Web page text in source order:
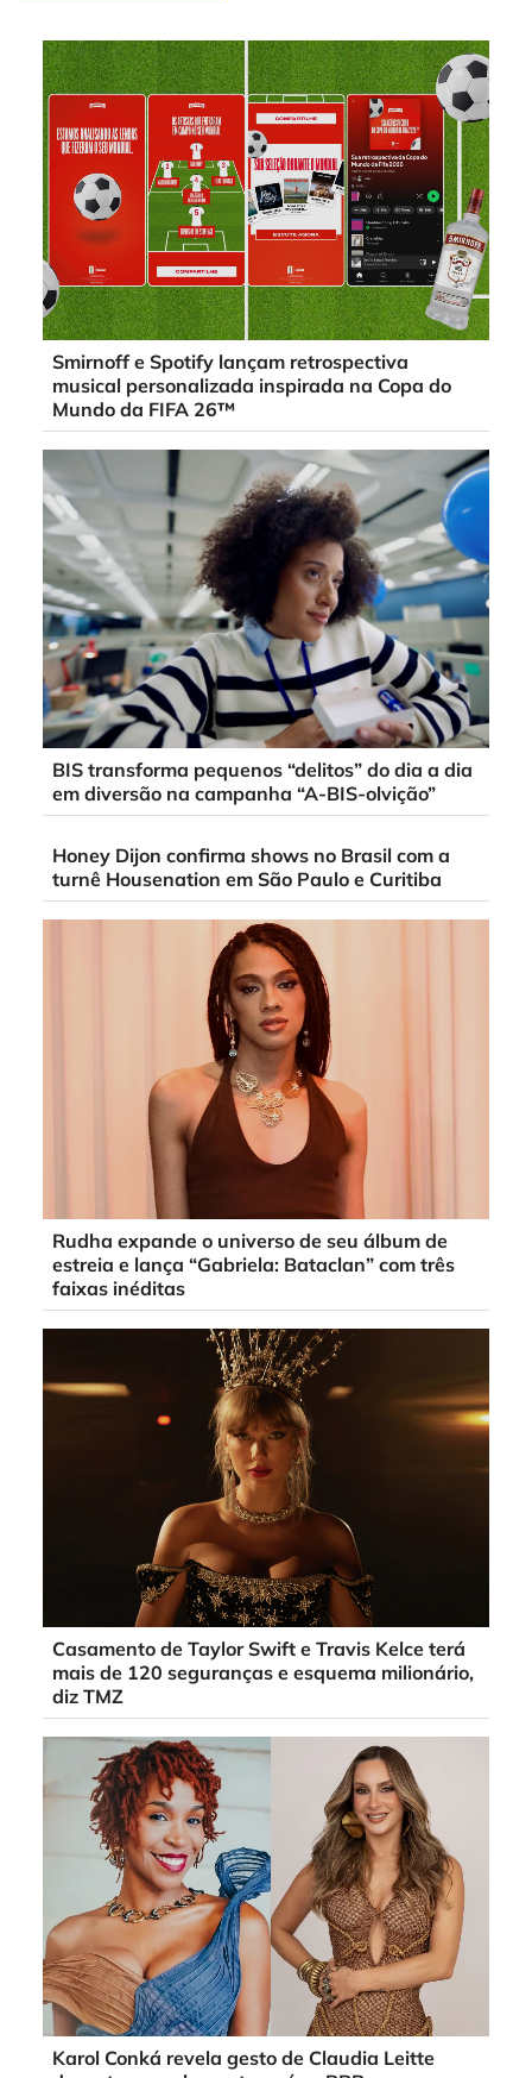
Smirnoff e Spotify lançam retrospectiva
musical personalizada inspirada na Copa do
Mundo da FIFA 26™
BIS transforma pequenos “delitos” do dia a dia
em diversão na campanha “A-BIS-olvição”
Honey Dijon confirma shows no Brasil com a
turnê Housenation em São Paulo e Curitiba
Rudha expande o universo de seu álbum de
estreia e lança “Gabriela: Bataclan” com três
faixas inéditas
Casamento de Taylor Swift e Travis Kelce terá
mais de 120 seguranças e esquema milionário,
diz TMZ
Karol Conká revela gesto de Claudia Leitte